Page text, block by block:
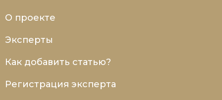
О проекте
Эксперты
Как добавить статью?
Регистрация эксперта